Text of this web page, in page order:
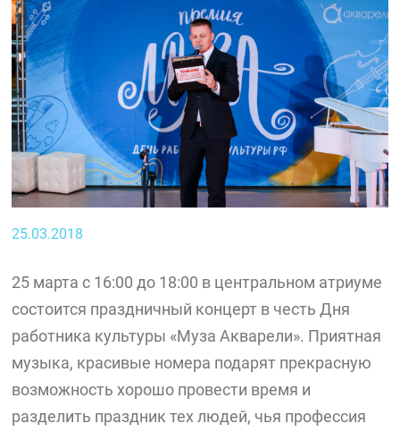
25.03.2018
25 марта с 16:00 до 18:00 в центральном атриуме
состоится праздничный концерт в честь Дня
работника культуры «Муза Акварели». Приятная
музыка, красивые номера подарят прекрасную
возможность хорошо провести время и
разделить праздник тех людей, чья профессия